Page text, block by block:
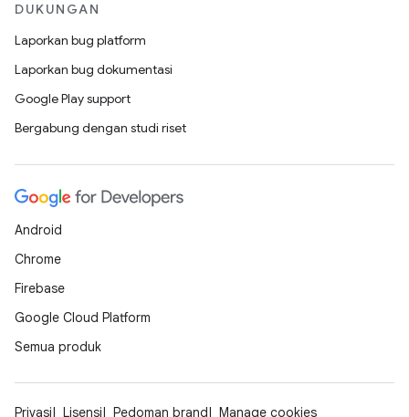
DUKUNGAN
Laporkan bug platform
Laporkan bug dokumentasi
Google Play support
Bergabung dengan studi riset
Android
Chrome
Firebase
Google Cloud Platform
Semua produk
Privasi Lisensi Pedoman brand Manage cookies